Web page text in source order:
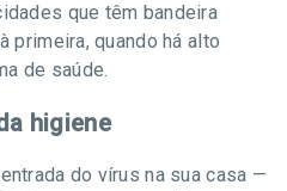
que têm bandeira
primeira, quando há alto
de saúde.
higiene
do vírus na sua casa —